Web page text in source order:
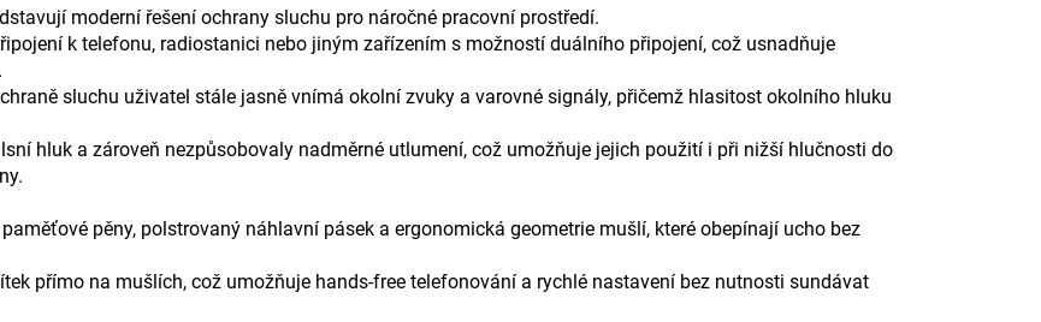
moderní řešení ochrany sluchu pro náročné pracovní prostředí.
k telefonu, radiostanici nebo jiným zařízením s možností duálního připojení, což usnadňuje
sluchu uživatel stále jasně vnímá okolní zvuky a varovné signály, přičemž hlasitost okolního hluku
hluk a zároveň nezpůsobovaly nadměrné utlumení, což umožňuje jejich použití i při nižší hlučnosti do
pěny, polstrovaný náhlavní pásek a ergonomická geometrie mušlí, které obepínají ucho bez
přímo na mušlích, což umožňuje hands-free telefonování a rychlé nastavení bez nutnosti sundávat